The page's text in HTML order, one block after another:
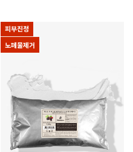
피부진정
노폐물제거